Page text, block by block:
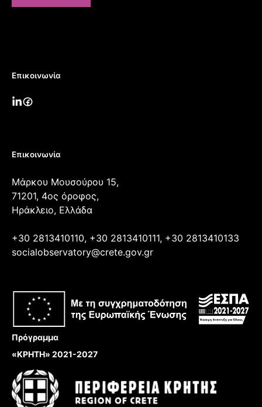
Επικοινωνία
Επικοινωνία
Μάρκου Μουσούρου 15,
71201, 4ος όροφος,
Ηράκλειο, Ελλάδα
+30 2813410110, +30 2813410111, +30 2813410133
socialobservatory@crete.gov.gr
Πρόγραμμα
«ΚΡΗΤΗ» 2021-2027